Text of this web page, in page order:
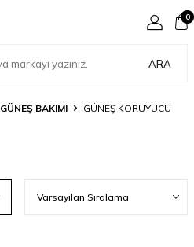
ARA
0
GÜNEŞ BAKIMI GÜNEŞ KORUYUCU